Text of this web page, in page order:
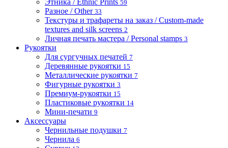
Этника / Ethnic Prints 59
Разное / Other 33
Текстуры и трафареты на заказ / Custom-made
textures and silk screens 2
Личная печать мастера / Personal stamps 3
Рукоятки
Для сургучных печатей 7
Деревянные рукоятки 15
Металлические рукоятки 7
Фигурные рукоятки 3
Премиум-рукоятки 15
Пластиковые рукоятки 14
Мини-печати 9
Аксессуары
Чернильные подушки 7
Чернила 6